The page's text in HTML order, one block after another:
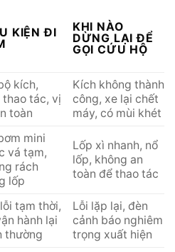
KIỆN ĐI
KHI NÀO
DỪNG LẠI ĐỂ
GỌI CỨU HỘ
kích,
thao tác, vị
toàn
Kích không thành
công, xe lại chết
máy, có mùi khét
mini
vá tạm,
rách
lốp
Lốp xì nhanh, nổ
lốp, không an
toàn để thao tác
tạm thời,
hành lại
thường
Lỗi lặp lại, đèn
cảnh báo nghiêm
trọng xuất hiện